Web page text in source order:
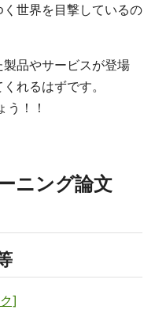
世界を目撃しているの
品やサービスが登場
れるはずです。
う！！
ニング論文
]